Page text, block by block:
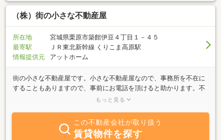
（株）街の小さな不動産屋
所在地
宮城県栗原市築館伊豆４丁目１－４５
最寄駅
ＪＲ東北新幹線 くりこま高原駅
情報提供元
アットホーム
街の小さな不動産屋です。小さな不動産屋なので、事務所を不在に
することもありますので、事前にお電話を頂けると助かります。不
動産の売買・賃貸だけでなく、住宅ローンや創業にかかる相談も併
LINEでのご予約・ご相談も承っております。弊社公式HPよりご登録
可能です。お問い合わせお待ちしております。
もっと見る
この不動産会社が取り扱う
賃貸物件を探す